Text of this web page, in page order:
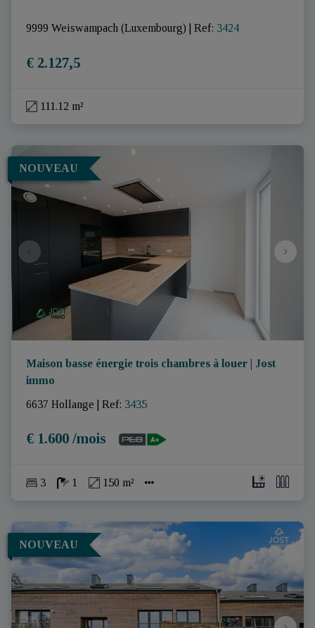
9999 Weiswampach (Luxembourg) Ref: 3424
€ 2.127,5
111.12 m²
NOUVEAU
Maison basse énergie trois chambres à louer | Jost
immo
6637 Hollange
Ref: 3435
€ 1.600 /mois
3 1 150 m²
NOUVEAU